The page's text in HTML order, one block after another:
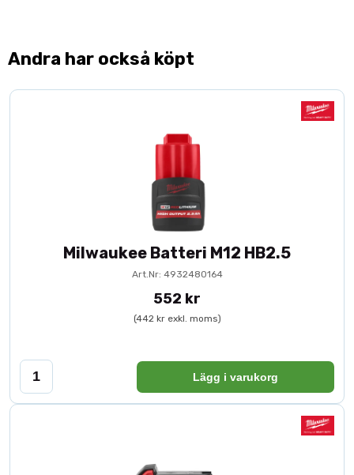
Andra har också köpt
Milwaukee Batteri M12 HB2.5
Art.Nr: 4932480164
552 kr
(442 kr exkl. moms)
Lägg i varukorg